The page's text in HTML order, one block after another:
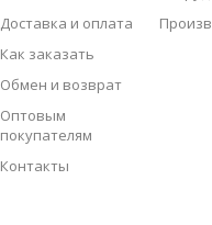
Доставка и оплата
Как заказать
Обмен и возврат
Оптовым
покупателям
Контакты